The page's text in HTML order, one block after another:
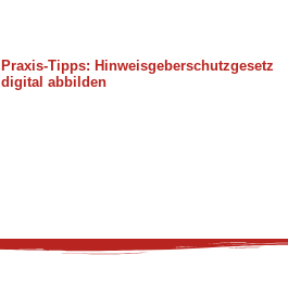
Praxis-Tipps: Hinweisgeberschutzgesetz
digital abbilden